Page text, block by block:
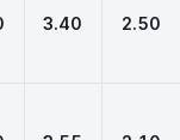
3.40 2.50